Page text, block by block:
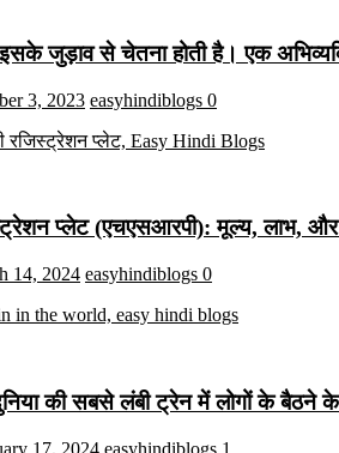
जुड़ाव से चेतना होती है। एक
3, 2023 easyhindiblogs 0
प्लेट (एचएसआरपी): मूल्य,
14, 2024 easyhindiblogs 0
की सबसे लंबी ट्रेन में लोगों के बैठने
17, 2024 easyhindiblogs 1